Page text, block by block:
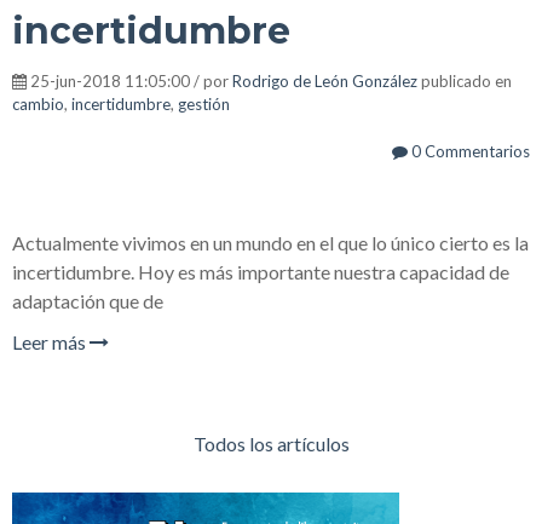
incertidumbre
25-jun-2018 11:05:00 / porRodrigo de León Gonzálezpublicado en
cambio, incertidumbre, gestión
0 Commentarios
Actualmente vivimos en un mundo en el que lo único cierto es la
incertidumbre. Hoy es más importante nuestra capacidad de
adaptación que de
Leer más
Todos los artículos